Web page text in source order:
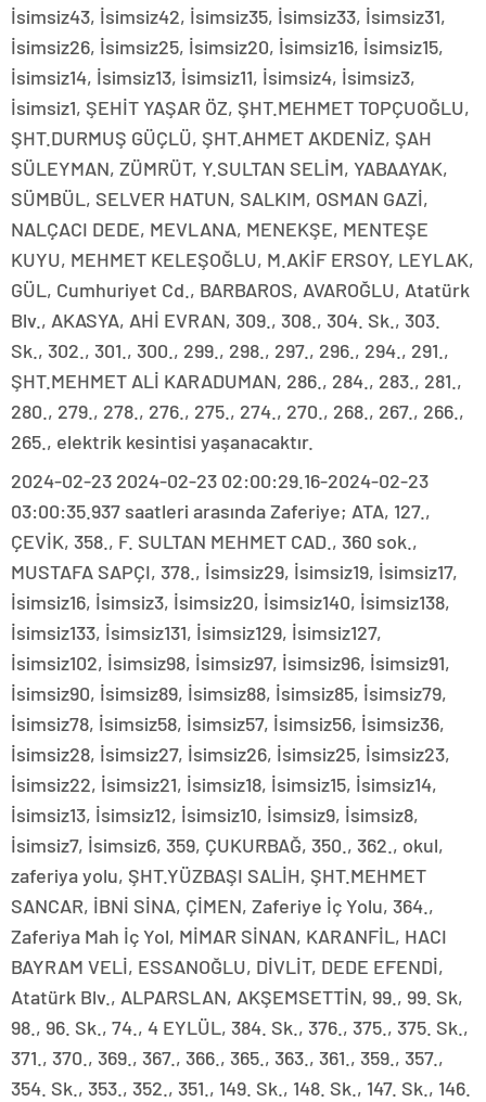
İsimsiz43, İsimsiz42, İsimsiz35, İsimsiz33, İsimsiz31,
İsimsiz26, İsimsiz25, İsimsiz20, İsimsiz16, İsimsiz15,
İsimsiz14, İsimsiz13, İsimsiz11, İsimsiz4, İsimsiz3,
İsimsiz1, ŞEHİT YAŞAR ÖZ, ŞHT.MEHMET TOPÇUOĞLU,
ŞHT.DURMUŞ GÜÇLÜ, ŞHT.AHMET AKDENİZ, ŞAH
SÜLEYMAN, ZÜMRÜT, Y.SULTAN SELİM, YABAAYAK,
SÜMBÜL, SELVER HATUN, SALKIM, OSMAN GAZİ,
NALÇACI DEDE, MEVLANA, MENEKŞE, MENTEŞE
KUYU, MEHMET KELEŞOĞLU, M.AKİF ERSOY, LEYLAK,
GÜL, Cumhuriyet Cd., BARBAROS, AVAROĞLU, Atatürk
Blv., AKASYA, AHİ EVRAN, 309., 308., 304. Sk., 303.
Sk., 302., 301., 300., 299., 298., 297., 296., 294., 291.,
ŞHT.MEHMET ALİ KARADUMAN, 286., 284., 283., 281.,
280., 279., 278., 276., 275., 274., 270., 268., 267., 266.,
265., elektrik kesintisi yaşanacaktır.
2024-02-23 2024-02-23 02:00:29.16-2024-02-23
03:00:35.937 saatleri arasında Zaferiye; ATA, 127.,
ÇEVİK, 358., F. SULTAN MEHMET CAD., 360 sok.,
MUSTAFA SAPÇI, 378., İsimsiz29, İsimsiz19, İsimsiz17,
İsimsiz16, İsimsiz3, İsimsiz20, İsimsiz140, İsimsiz138,
İsimsiz133, İsimsiz131, İsimsiz129, İsimsiz127,
İsimsiz102, İsimsiz98, İsimsiz97, İsimsiz96, İsimsiz91,
İsimsiz90, İsimsiz89, İsimsiz88, İsimsiz85, İsimsiz79,
İsimsiz78, İsimsiz58, İsimsiz57, İsimsiz56, İsimsiz36,
İsimsiz28, İsimsiz27, İsimsiz26, İsimsiz25, İsimsiz23,
İsimsiz22, İsimsiz21, İsimsiz18, İsimsiz15, İsimsiz14,
İsimsiz13, İsimsiz12, İsimsiz10, İsimsiz9, İsimsiz8,
İsimsiz7, İsimsiz6, 359, ÇUKURBAĞ, 350., 362., okul,
zaferiya yolu, ŞHT.YÜZBAŞI SALİH, ŞHT.MEHMET
SANCAR, İBNİ SİNA, ÇİMEN, Zaferiye İç Yolu, 364.,
Zaferiya Mah İç Yol, MİMAR SİNAN, KARANFİL, HACI
BAYRAM VELİ, ESSANOĞLU, DİVLİT, DEDE EFENDİ,
Atatürk Blv., ALPARSLAN, AKŞEMSETTİN, 99., 99. Sk,
98., 96. Sk., 74., 4 EYLÜL, 384. Sk., 376., 375., 375. Sk.,
371., 370., 369., 367., 366., 365., 363., 361., 359., 357.,
354. Sk., 353., 352., 351., 149. Sk., 148. Sk., 147. Sk., 146.